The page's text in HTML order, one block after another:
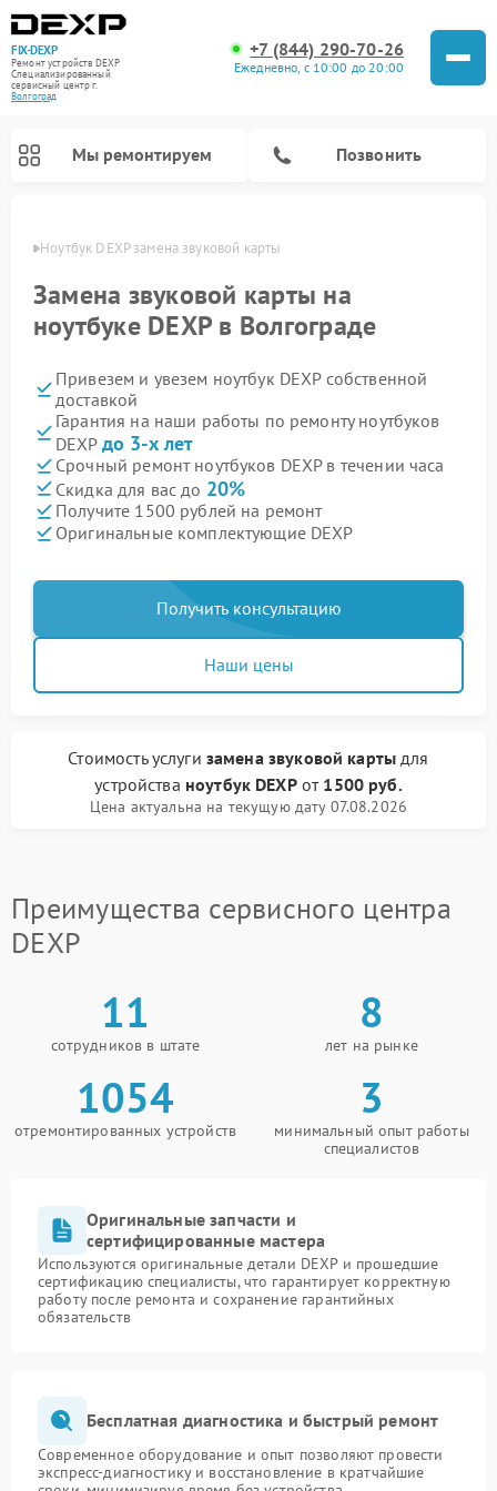
FIX-DEXP
Ремонт устройств DEXP
Специализированный
cервисный центр г.
Волгоград
+7 (844) 290-70-26
Ежедневно, с 10:00 до 20:00
Мы ремонтируем Позвонить
Ноутбук DEXP замена звуковой карты
Замена звуковой карты на
ноутбуке DEXP в Волгограде
Привезем и увезем ноутбук DEXP собственной
доставкой
Гарантия на наши работы по ремонту ноутбуков
DEXP до 3-х лет
Срочный ремонт ноутбуков DEXP в течении часа
Скидка для вас до 20%
Получите 1500 рублей на ремонт
Оригинальные комплектующие DEXP
Получить консультацию
Наши цены
Стоимость услуги замена звуковой карты для
устройства ноутбук DEXPот 1500 руб.
Цена актуальна на текущую дату 07.08.2026
Преимущества сервисного центра
DEXP
11
сотрудников в штате
8
лет на рынке
1054
отремонтированных устройств
3
минимальный опыт работы
специалистов
Оригинальные запчасти и
сертифицированные мастера
Используются оригинальные детали DEXP и прошедшие
сертификацию специалисты, что гарантирует корректную
работу после ремонта и сохранение гарантийных
обязательств
Бесплатная диагностика и быстрый ремонт
Современное оборудование и опыт позволяют провести
экспресс-диагностику и восстановление в кратчайшие